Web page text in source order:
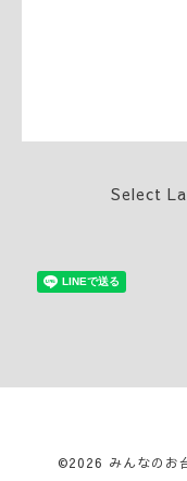
Select
©2026 みんなのお